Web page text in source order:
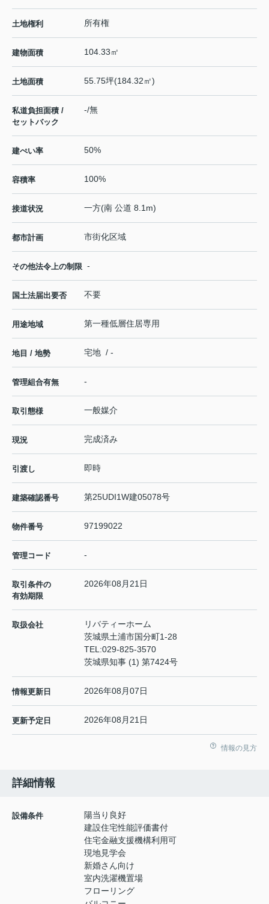
土地権利 所有権
建物面積 104.33㎡
土地面積 55.75坪(184.32㎡)
私道負担面積 /
セットバック
-/無
建ぺい率 50%
容積率 100%
接道状況 一方(南 公道 8.1m)
都市計画 市街化区域
その他法令上の制限 -
国土法届出要否 不要
用途地域 第一種低層住居専用
地目 / 地勢 宅地 / -
管理組合有無 -
取引態様 一般媒介
現況 完成済み
引渡し 即時
建築確認番号 第25UDI1W建05078号
物件番号 97199022
管理コード -
取引条件の
有効期限
2026年08月21日
取扱会社
リバティーホーム
茨城県土浦市国分町1-28
TEL:029-825-3570
茨城県知事 (1) 第7424号
情報更新日 2026年08月07日
更新予定日 2026年08月21日
情報の見方
詳細情報
設備条件
陽当り良好
建設住宅性能評価書付
住宅金融支援機構利用可
現地見学会
新婚さん向け
室内洗濯機置場
フローリング